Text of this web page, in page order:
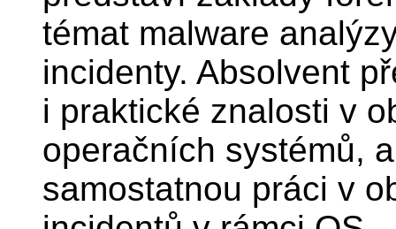
témat malware
incidenty. Absolvent
i praktické znalosti v
operačních systémů,
samostatnou práci v